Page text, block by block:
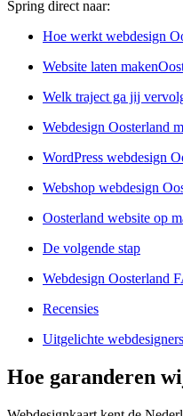
Spring direct naar:
Hoe werkt webdesign
Website laten
Welk traject ga jij
Webdesign Oosterland
WordPress webdesign
Webshop webdesign
Oosterland website op
De volgende stap
Webdesign Oosterland
Recensies
Uitgelichte
Hoe garanderen